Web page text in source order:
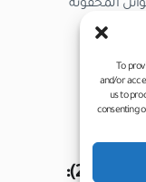
To
and/or
us to
consenting
المحقونة